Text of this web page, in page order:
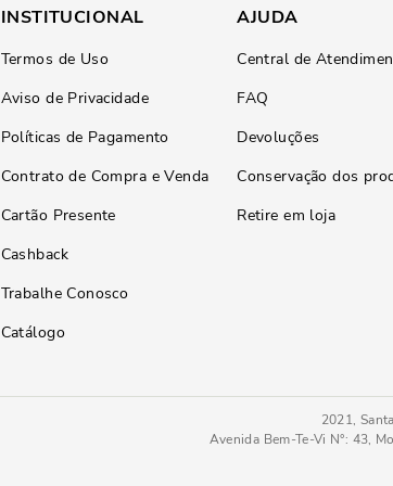
INSTITUCIONAL
Termos de Uso
Aviso de Privacidade
Políticas de Pagamento
Contrato de Compra e Venda
Cartão Presente
Cashback
Trabalhe Conosco
Catálogo
AJUDA
Central de
FAQ
Devoluções
Conservação dos
Retire em loja
2021,
Avenida Bem-Te-Vi N°: 43,